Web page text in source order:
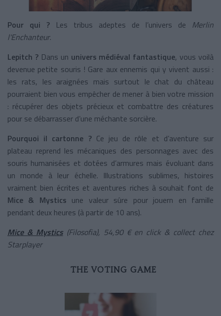
Pour qui ? Les tribus adeptes de l’univers de Merlin
l'Enchanteur.
Lepitch ?Dans un univers médiéval fantastique, vous voilà
devenue petite souris ! Gare aux ennemis qui y vivent aussi :
les rats, les araignées mais surtout le chat du château
pourraient bien vous empêcher de mener à bien votre mission
: récupérer des objets précieux et combattre des créatures
pour se débarrasser d’une méchante sorcière.
Pourquoi il cartonne ?Ce jeu de rôle et d’aventure sur
plateau reprend les mécaniques des personnages avec des
souris humanisées et dotées d’armures mais évoluant dans
un monde à leur échelle. Illustrations sublimes, histoires
vraiment bien écrites et aventures riches à souhait font de
Mice & Mystics une valeur sûre pour jouern en famille
pendant deux heures (à partir de 10 ans).
Mice & Mystics(Filosofia), 54,90 € en click & collect chez
Starplayer
THE VOTING GAME